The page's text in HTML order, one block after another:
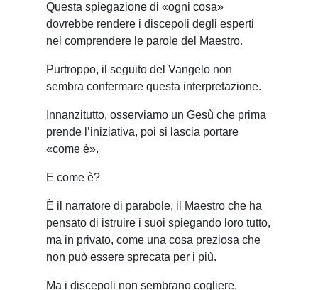
Questa spiegazione di «ogni cosa»
dovrebbe rendere i discepoli degli esperti
nel comprendere le parole del Maestro.
Purtroppo, il seguito del Vangelo non
sembra confermare questa interpretazione.
Innanzitutto, osserviamo un Gesù che prima
prende l’iniziativa, poi si lascia portare
«come è».
E come è?
È il narratore di parabole, il Maestro che ha
pensato di istruire i suoi spiegando loro tutto,
ma in privato, come una cosa preziosa che
non può essere sprecata per i più.
Ma i discepoli non sembrano cogliere.